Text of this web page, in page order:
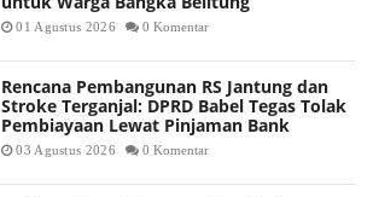
01 Agustus 2026 0 Komentar
Rencana Pembangunan RS Jantung dan
Stroke Terganjal: DPRD Babel Tegas Tolak
Pembiayaan Lewat Pinjaman Bank
03 Agustus 2026 0 Komentar